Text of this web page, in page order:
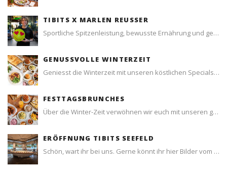
Tischreservation
Login
Schweiz (DE)
TIBITS X MARLEN REUSSER
Sportliche Spitzenleistung, bewusste Ernährung und gemeinsame Werte. Erfahrt, wie Marlen Reusser und tibits seit Jahren gemeinsam unterwegs sind und warum aus dieser Zusammenarbeit weit mehr entstanden ist als erfolgreiche Produkte.
GENUSSVOLLE WINTERZEIT
Geniesst die Winterzeit mit unseren köstlichen Specials! Von unserem beliebten Beet Wellington über genussvolle Adventsbrunches bis hin zu köstlichen Apéroplatten – im Blogpost findet ihr eine Übersicht über unsere verschiedenen Winterspecials.
FESTTAGSBRUNCHES
Über die Winter-Zeit verwöhnen wir euch mit unseren genussvollen Festtagsbrunches. Geniesst unser festliches Angebot in hübsch dekorierter Atmosphäre.
ERÖFFNUNG TIBITS SEEFELD
Schön, wart ihr bei uns. Gerne könnt ihr hier Bilder vom frisch gemachten tibits Seefeld ansehen und herunterladen